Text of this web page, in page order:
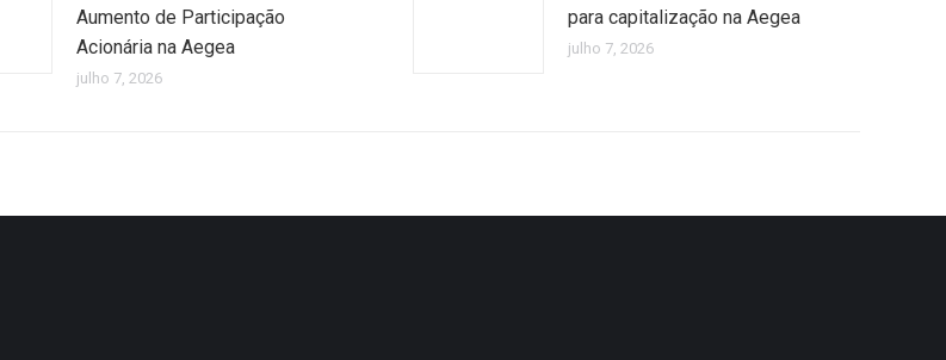
Aumento de Participação
Acionária na Aegea
julho 7, 2026
para capitalização na Aegea
julho 7, 2026